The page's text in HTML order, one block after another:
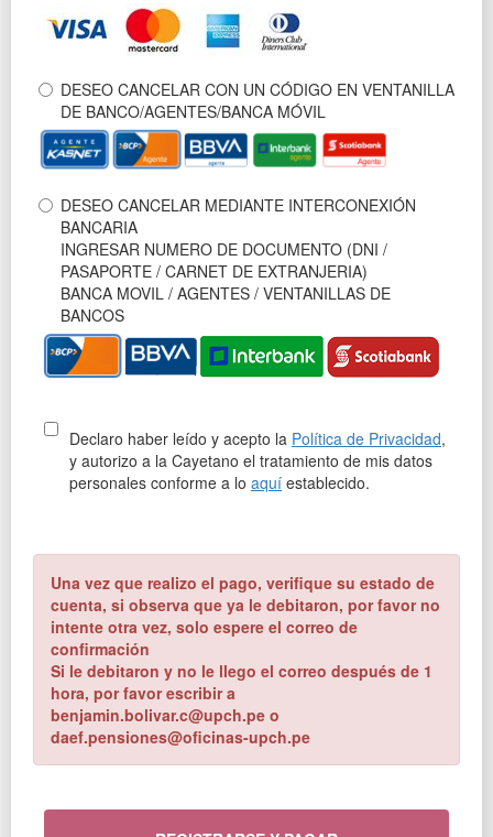
DESEO CANCELAR CON UN CÓDIGO EN VENTANILLA
DE BANCO/AGENTES/BANCA MÓVIL
DESEO CANCELAR MEDIANTE INTERCONEXIÓN
BANCARIA
INGRESAR NUMERO DE DOCUMENTO (DNI /
PASAPORTE / CARNET DE EXTRANJERIA)
BANCA MOVIL / AGENTES / VENTANILLAS DE
BANCOS
Declaro haber leído y acepto la Política de Privacidad,
y autorizo a la Cayetano el tratamiento de mis datos
personales conforme a lo aquí establecido.
Una vez que realizo el pago, verifique su estado de
cuenta, si observa que ya le debitaron, por favor no
intente otra vez, solo espere el correo de
confirmación
Si le debitaron y no le llego el correo después de 1
hora, por favor escribir a
benjamin.bolivar.c@upch.pe o
daef.pensiones@oficinas-upch.pe